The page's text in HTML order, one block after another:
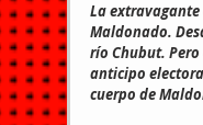
La
Maldonado.
río Chubut.
anticipo
cuerpo de